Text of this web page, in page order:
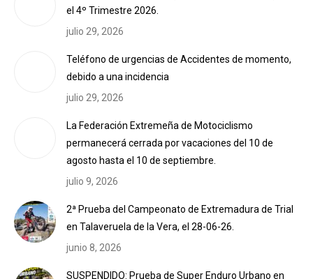
el 4º Trimestre 2026.
julio 29, 2026
Teléfono de urgencias de Accidentes de momento,
debido a una incidencia
julio 29, 2026
La Federación Extremeña de Motociclismo
permanecerá cerrada por vacaciones del 10 de
agosto hasta el 10 de septiembre.
julio 9, 2026
2ª Prueba del Campeonato de Extremadura de Trial
en Talaveruela de la Vera, el 28-06-26.
junio 8, 2026
SUSPENDIDO: Prueba de Super Enduro Urbano en